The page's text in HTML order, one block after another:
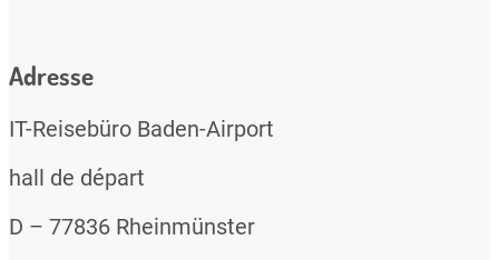
Adresse
IT-Reisebüro Baden-Airport
hall de départ
D – 77836 Rheinmünster